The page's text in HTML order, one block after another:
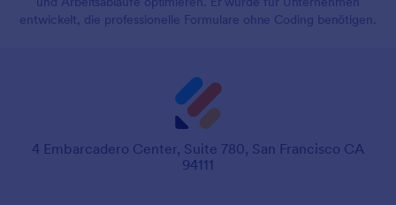
entwickelt, die professionelle Formulare ohne Coding benötigen.
4 Embarcadero Center, Suite 780, San Francisco CA
94111